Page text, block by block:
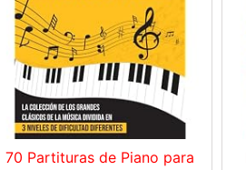
70 Partituras de Piano para